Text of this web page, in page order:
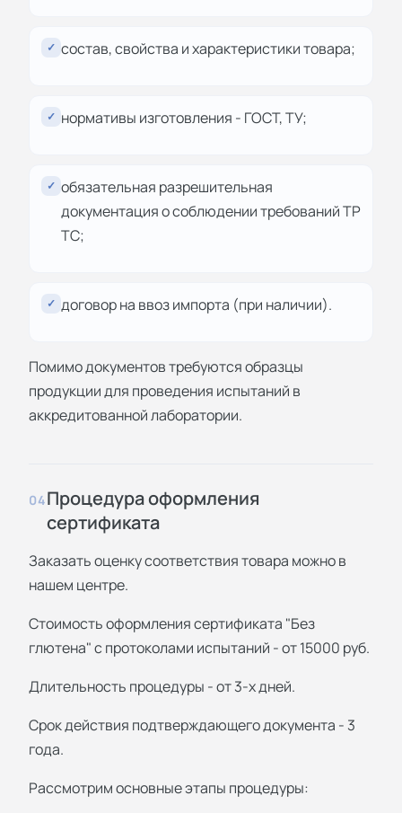
✓ состав, свойства и характеристики товара;
✓ нормативы изготовления - ГОСТ, ТУ;
✓ обязательная разрешительная
документация о соблюдении требований ТР
ТС;
✓ договор на ввоз импорта (при наличии).
Помимо документов требуются образцы
продукции для проведения испытаний в
аккредитованной лаборатории.
04Процедура оформления
сертификата
Заказать оценку соответствия товара можно в
нашем центре.
Стоимость оформления сертификата "Без
глютена" с протоколами испытаний - от 15000 руб.
Длительность процедуры - от 3-х дней.
Срок действия подтверждающего документа - 3
года.
Рассмотрим основные этапы процедуры: